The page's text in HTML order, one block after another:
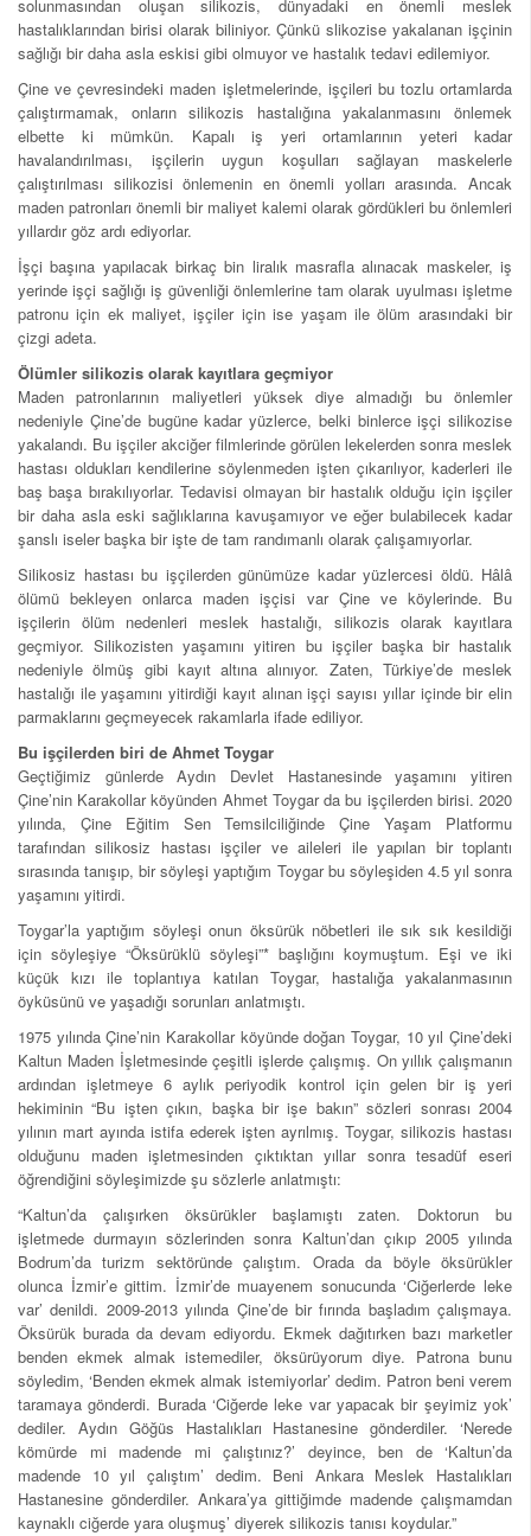
solunmasından oluşan silikozis, dünyadaki en önemli meslek
hastalıklarından birisi olarak biliniyor. Çünkü slikozise yakalanan işçinin
sağlığı bir daha asla eskisi gibi olmuyor ve hastalık tedavi edilemiyor.
Çine ve çevresindeki maden işletmelerinde, işçileri bu tozlu ortamlarda
çalıştırmamak, onların silikozis hastalığına yakalanmasını önlemek
elbette ki mümkün. Kapalı iş yeri ortamlarının yeteri kadar
havalandırılması, işçilerin uygun koşulları sağlayan maskelerle
çalıştırılması silikozisi önlemenin en önemli yolları arasında. Ancak
maden patronları önemli bir maliyet kalemi olarak gördükleri bu önlemleri
yıllardır göz ardı ediyorlar.
İşçi başına yapılacak birkaç bin liralık masrafla alınacak maskeler, iş
yerinde işçi sağlığı iş güvenliği önlemlerine tam olarak uyulması işletme
patronu için ek maliyet, işçiler için ise yaşam ile ölüm arasındaki bir
çizgi adeta.
Ölümler silikozis olarak kayıtlara geçmiyor
Maden patronlarının maliyetleri yüksek diye almadığı bu önlemler
nedeniyle Çine’de bugüne kadar yüzlerce, belki binlerce işçi silikozise
yakalandı. Bu işçiler akciğer filmlerinde görülen lekelerden sonra meslek
hastası oldukları kendilerine söylenmeden işten çıkarılıyor, kaderleri ile
baş başa bırakılıyorlar. Tedavisi olmayan bir hastalık olduğu için işçiler
bir daha asla eski sağlıklarına kavuşamıyor ve eğer bulabilecek kadar
şanslı iseler başka bir işte de tam randımanlı olarak çalışamıyorlar.
Silikosiz hastası bu işçilerden günümüze kadar yüzlercesi öldü. Hâlâ
ölümü bekleyen onlarca maden işçisi var Çine ve köylerinde. Bu
işçilerin ölüm nedenleri meslek hastalığı, silikozis olarak kayıtlara
geçmiyor. Silikozisten yaşamını yitiren bu işçiler başka bir hastalık
nedeniyle ölmüş gibi kayıt altına alınıyor. Zaten, Türkiye’de meslek
hastalığı ile yaşamını yitirdiği kayıt alınan işçi sayısı yıllar içinde bir elin
parmaklarını geçmeyecek rakamlarla ifade ediliyor.
Bu işçilerden biri de Ahmet Toygar
Geçtiğimiz günlerde Aydın Devlet Hastanesinde yaşamını yitiren
Çine’nin Karakollar köyünden Ahmet Toygar da bu işçilerden birisi. 2020
yılında, Çine Eğitim Sen Temsilciliğinde Çine Yaşam Platformu
tarafından silikosiz hastası işçiler ve aileleri ile yapılan bir toplantı
sırasında tanışıp, bir söyleşi yaptığım Toygar bu söyleşiden 4.5 yıl sonra
yaşamını yitirdi.
Toygar’la yaptığım söyleşi onun öksürük nöbetleri ile sık sık kesildiği
için söyleşiye “Öksürüklü söyleşi”* başlığını koymuştum. Eşi ve iki
küçük kızı ile toplantıya katılan Toygar, hastalığa yakalanmasının
öyküsünü ve yaşadığı sorunları anlatmıştı.
1975 yılında Çine’nin Karakollar köyünde doğan Toygar, 10 yıl Çine’deki
Kaltun Maden İşletmesinde çeşitli işlerde çalışmış. On yıllık çalışmanın
ardından işletmeye 6 aylık periyodik kontrol için gelen bir iş yeri
hekiminin “Bu işten çıkın, başka bir işe bakın” sözleri sonrası 2004
yılının mart ayında istifa ederek işten ayrılmış. Toygar, silikozis hastası
olduğunu maden işletmesinden çıktıktan yıllar sonra tesadüf eseri
öğrendiğini söyleşimizde şu sözlerle anlatmıştı:
“Kaltun’da çalışırken öksürükler başlamıştı zaten. Doktorun bu
işletmede durmayın sözlerinden sonra Kaltun’dan çıkıp 2005 yılında
Bodrum’da turizm sektöründe çalıştım. Orada da böyle öksürükler
olunca İzmir’e gittim. İzmir’de muayenem sonucunda ‘Ciğerlerde leke
var’ denildi. 2009-2013 yılında Çine’de bir fırında başladım çalışmaya.
Öksürük burada da devam ediyordu. Ekmek dağıtırken bazı marketler
benden ekmek almak istemediler, öksürüyorum diye. Patrona bunu
söyledim, ‘Benden ekmek almak istemiyorlar’ dedim. Patron beni verem
taramaya gönderdi. Burada ‘Ciğerde leke var yapacak bir şeyimiz yok’
dediler. Aydın Göğüs Hastalıkları Hastanesine gönderdiler. ‘Nerede
kömürde mi madende mi çalıştınız?​’ deyince, ben de ‘Kaltun’da
madende 10 yıl çalıştım’ dedim. Beni Ankara Meslek Hastalıkları
Hastanesine gönderdiler. Ankara’ya gittiğimde madende çalışmamdan
kaynaklı ciğerde yara oluşmuş’ diyerek silikozis tanısı koydular.”